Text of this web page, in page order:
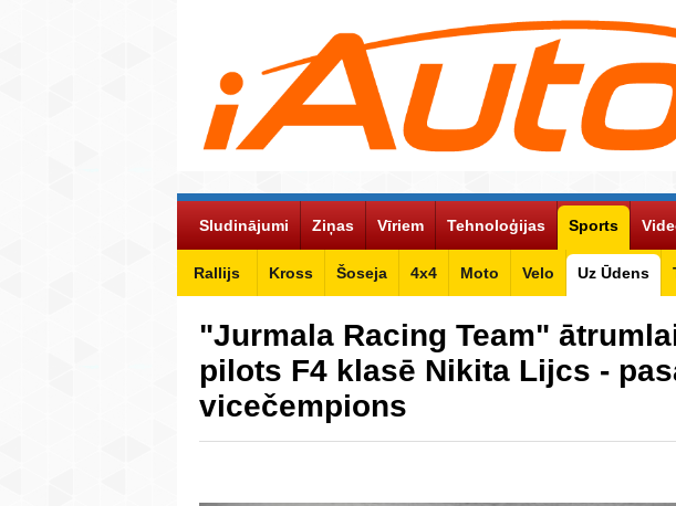
Sludinājumi Ziņas Vīriem Tehnoloģijas Sports
Rallijs Kross Šoseja 4x4 Moto Velo Uz Ūdens
"Jurmala Racing Team"
pilots F4 klasē Nikita Lijcs -
vicečempions